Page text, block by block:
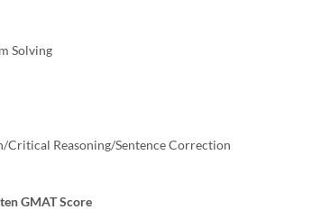
Solving
Critical Reasoning/Sentence Correction
GMAT Score